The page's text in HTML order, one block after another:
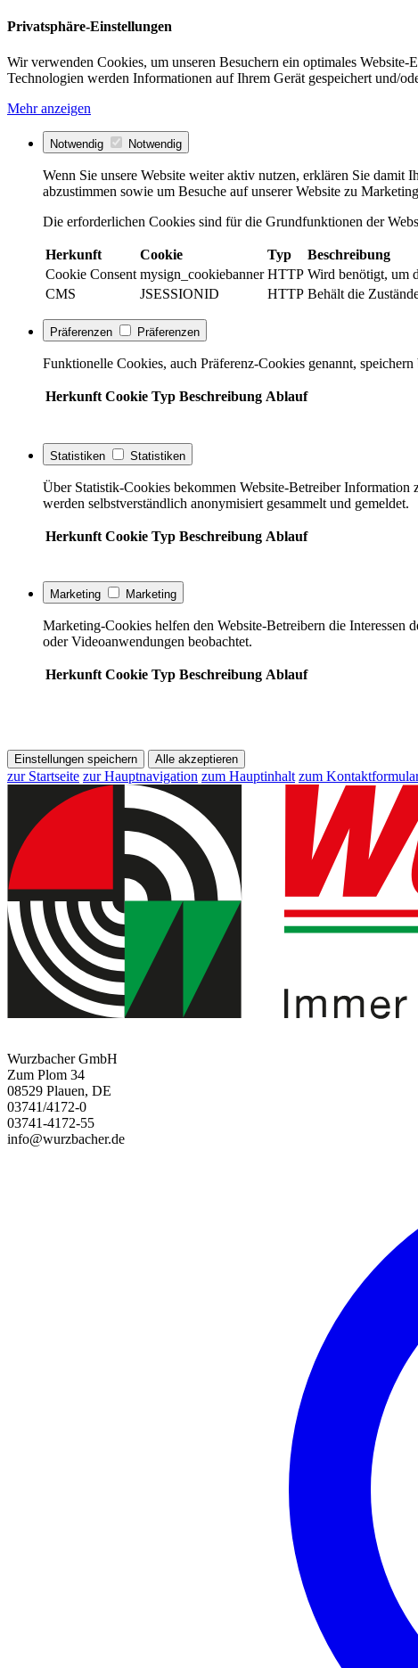
Privatsphäre-Einstellungen
Wir verwenden Cookies, um unseren Besuchern ein optimales
Technologien werden Informationen auf Ihrem Gerät gespeichert und/
Mehr anzeigen
Notwendig Notwendig
Wenn Sie unsere Website weiter aktiv nutzen, erklären Sie
abzustimmen sowie um Besuche auf unserer Website zu
Die erforderlichen Cookies sind für die Grundfunktionen der
Herkunft Cookie Typ Beschreibung
Cookie Consent mysign_cookiebanner HTTP Wird benötigt, um
CMS
JSESSIONID HTTP Behält die
Präferenzen Präferenzen
Funktionelle Cookies, auch Präferenz-Cookies genannt,
Herkunft Cookie Typ Beschreibung Ablauf
Statistiken Statistiken
Über Statistik-Cookies bekommen Website-Betreiber Information
werden selbstverständlich anonymisiert gesammelt und gemeldet.
Herkunft Cookie Typ Beschreibung Ablauf
Marketing Marketing
Marketing-Cookies helfen den Website-Betreibern die Interessen
oder Videoanwendungen beobachtet.
Herkunft Cookie Typ Beschreibung Ablauf
Einstellungen speichern Alle akzeptieren
zur Startseite zur Hauptnavigation zum Hauptinhalt zum
Wurzbacher GmbH
Zum Plom 34
08529 Plauen, DE
03741/4172-0
03741-4172-55
info@wurzbacher.de